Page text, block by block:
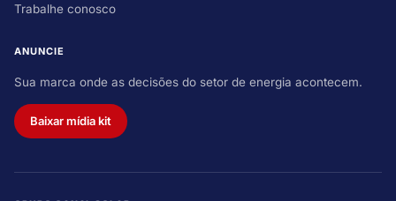
Trabalhe conosco
ANUNCIE
Sua marca onde as decisões do setor de energia acontecem.
Baixar mídia kit